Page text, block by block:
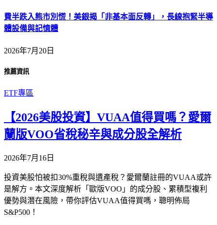
費半跌入熊市別慌！美銀揭「非基本面反轉」，長線抱緊半導
體設備與記憶體
2026年7月20日
推薦資訊
ETF專區
【2026美股投資】VUAA值得買嗎？愛爾
蘭版VOO省稅秘辛與成分股全解析
2026年7月16日
投資美股怕被扣30%重稅與遺產稅？愛爾蘭註冊的VUAA或許
是解方。本文深度解析「歐版VOO」的成分股、累積型複利
優勢與潛在風險，帶你評估VUAA值得買嗎，聰明佈局
S&P500！